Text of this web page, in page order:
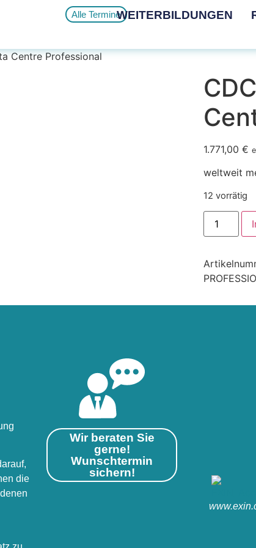
WEITERBILDUNGEN
Alle Termine
Centre Professional
1.771,00 €
weltweit
12 vorrätig
die
Wir beraten Sie
gerne!
Wunschtermin
sichern!